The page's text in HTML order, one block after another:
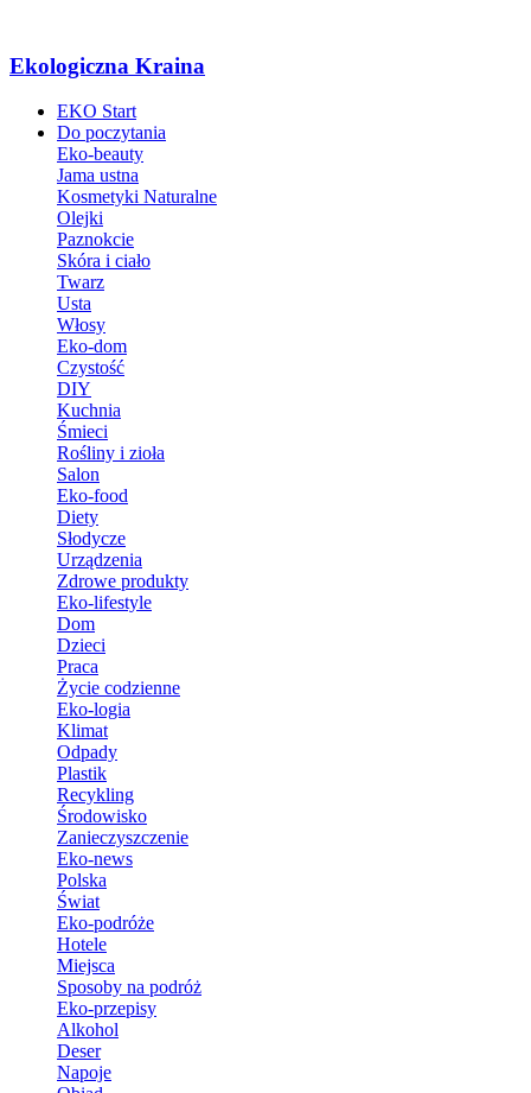
Ekologiczna Kraina
EKO Start
Do poczytania
Eko-beauty
Jama ustna
Kosmetyki Naturalne
Olejki
Paznokcie
Skóra i ciało
Twarz
Usta
Włosy
Eko-dom
Czystość
DIY
Kuchnia
Śmieci
Rośliny i zioła
Salon
Eko-food
Diety
Słodycze
Urządzenia
Zdrowe produkty
Eko-lifestyle
Dom
Dzieci
Praca
Życie codzienne
Eko-logia
Klimat
Odpady
Plastik
Recykling
Środowisko
Zanieczyszczenie
Eko-news
Polska
Świat
Eko-podróże
Hotele
Miejsca
Sposoby na podróż
Eko-przepisy
Alkohol
Deser
Napoje